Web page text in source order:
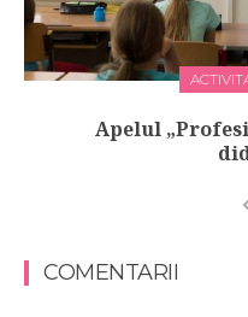
Apelul
COMENTARII